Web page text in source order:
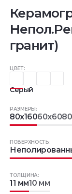
гранит)
ЦВЕТ:
Серый
РАЗМЕРЫ:
80x16060x60
ТОЛЩИНА:
11 мм10 мм
ПОВЕРХНОСТЬ: